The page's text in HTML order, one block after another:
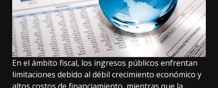
En el ámbito fiscal, los ingresos públicos enfrentan
limitaciones debido al débil crecimiento económico y